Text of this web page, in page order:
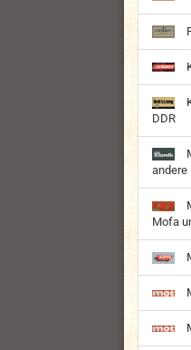
DDR
andere
Mofa